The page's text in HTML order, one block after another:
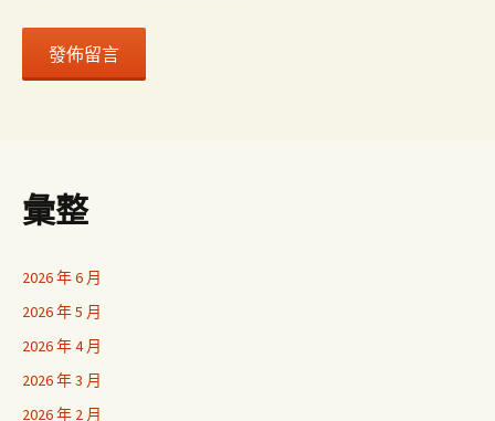
彙整
2026 年 6 月
2026 年 5 月
2026 年 4 月
2026 年 3 月
2026 年 2 月